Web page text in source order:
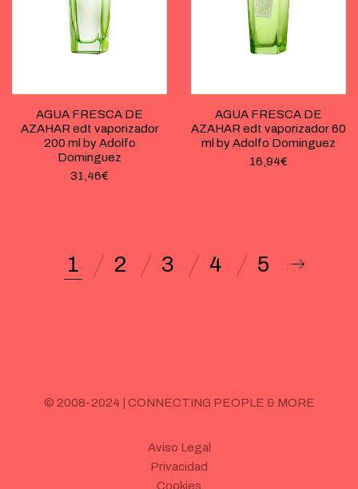
AGUA FRESCA DE
AZAHAR edt vaporizador
200 ml by Adolfo
Dominguez
31,46€
AGUA FRESCA DE
AZAHAR edt vaporizador 60
ml by Adolfo Dominguez
16,94€
1 2 3 4 5
© 2008-2024 | CONNECTING PEOPLE & MORE
Aviso Legal
Privacidad
Cookies